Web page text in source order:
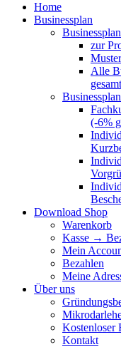
Home
Businessplan
Businessplan
zur
Alle
(-6%
Download Shop
Warenkorb
Kasse →
Mein
Bezahlen
Meine
Über uns
Kostenloser
Kontakt